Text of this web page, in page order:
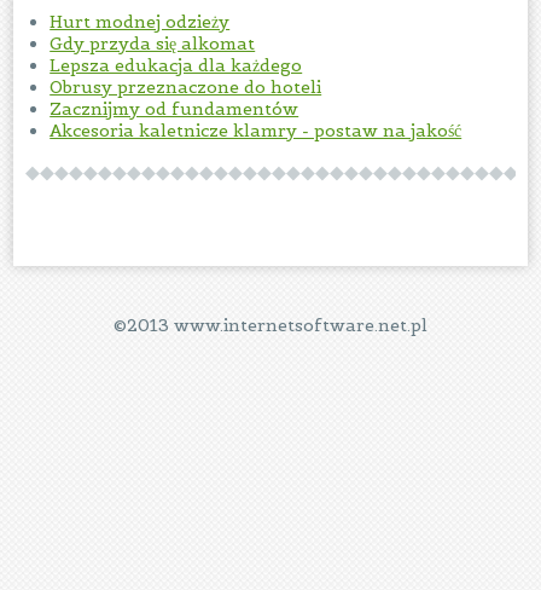
Hurt modnej odzieży
Gdy przyda się alkomat
Lepsza edukacja dla każdego
Obrusy przeznaczone do hoteli
Zacznijmy od fundamentów
Akcesoria kaletnicze klamry - postaw na jakość
©2013 www.internetsoftware.net.pl